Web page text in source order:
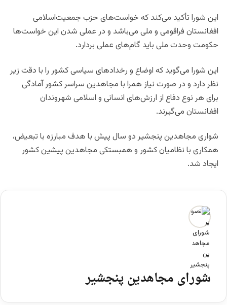
این شورا تأکید می‌کند که خواست‌های حزب جمعیت‌اسلامی
افغانستان فراقومی و ملی می‌باشد و در عملی شدن این خواست‌ها
حکومت وحدت ملی باید گام‌های عملی بردارد.
این شورا می‌گوید که اوضاع و رخداد‌های سیاسی کشور را با دقت زیر
نظر دارد و در صورت نیاز همرا با مجاهدین سراسر کشور آمادگی
برای هر نوع دفاع از ارزش‌های انسانی و اسلامی شهروندان
افغانستان می‌گیرند.
شواری مجاهدین پنجشیر دو سال پیش با هدف مبارزه با تبعیض،
همکاری با نظامیان کشور و همبستکی مجاهدین پیشین کشور
ایجاد شد.
شورای مجاهدین پنجشیر